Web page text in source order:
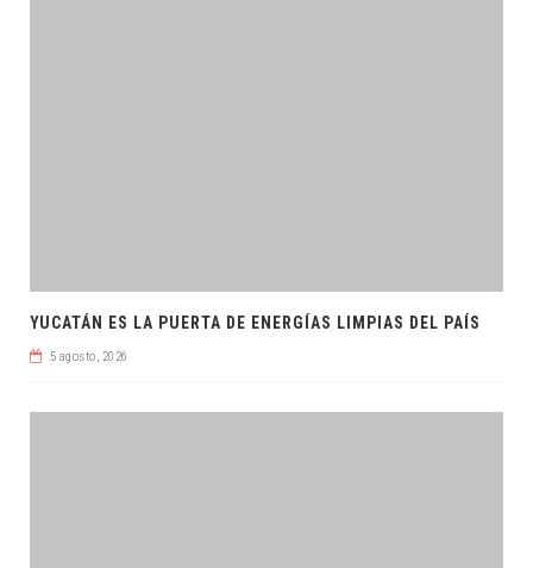
YUCATÁN ES LA PUERTA DE ENERGÍAS LIMPIAS DEL PAÍS
5 agosto, 2026